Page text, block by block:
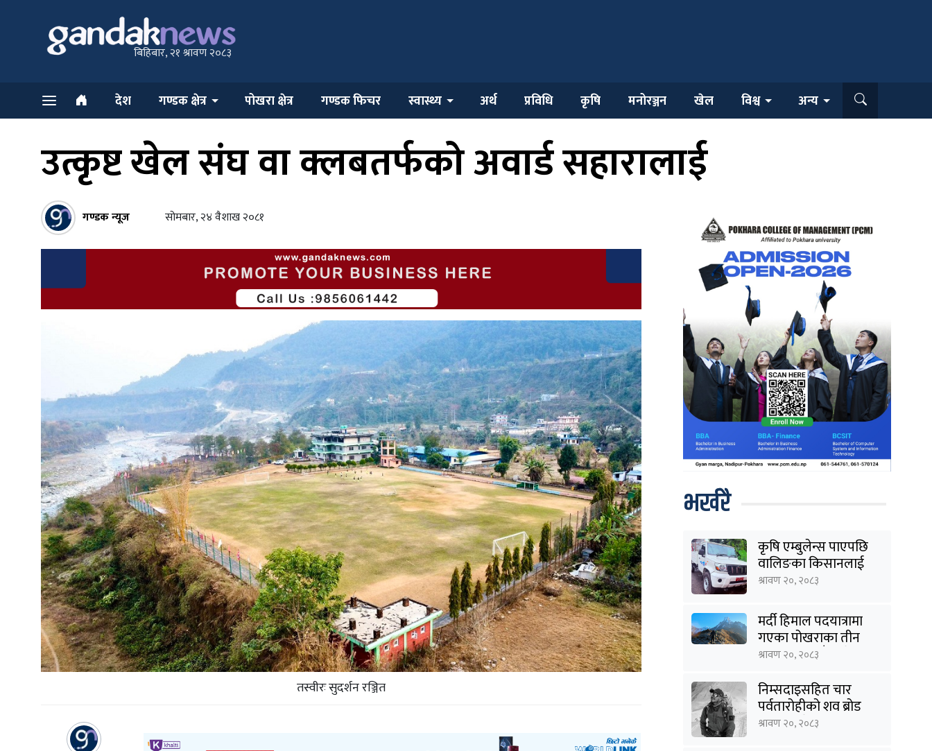
बिहिबार, २१ श्रावण २०८३
देश गण्डक क्षेत्र पोखरा क्षेत्र गण्डक फिचर स्वास्थ्य अर्थ प्रविधि कृषि मनोरञ्जन खेल विश्व अन्य
उत्कृष्ट खेल संघ वा क्लबतर्फको अवार्ड सहारालाई
गण्डक न्यूज सोमबार, २४ वैशाख २०८१
तस्वीरः सुदर्शन रञ्जित
भर्खरै
कृषि एम्बुलेन्स पाएपछि
वालिङका किसानलाई
राहत
श्रावण २०, २०८३
मर्दी हिमाल पदयात्रामा
गएका पोखराका तीन
युवक बादलडाँडा क्षेत्रबाट
श्रावण २०, २०८३
निम्सदाइसहित चार
पर्वतारोहीको शव ब्रोड
पिकबाट बेस क्याम्पमा
श्रावण २०, २०८३